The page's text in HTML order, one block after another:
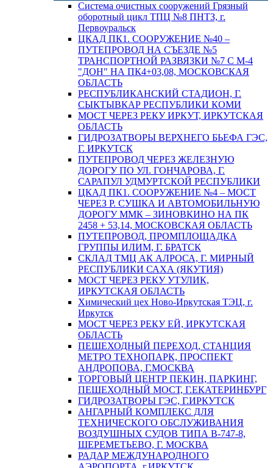
Система очистных сооружений Грязный
оборотный цикл ТПЦ №8 ПНТЗ, г.
Первоуральск
ЦКАД ПК1. СООРУЖЕНИЕ №40 –
ПУТЕПРОВОД НА СЪЕЗДЕ №5
ТРАНСПОРТНОЙ РАЗВЯЗКИ №7 С М-4
"ДОН" НА ПК4+03,08, МОСКОВСКАЯ
ОБЛАСТЬ
РЕСПУБЛИКАНСКИЙ СТАДИОН, Г.
СЫКТЫВКАР РЕСПУБЛИКИ КОМИ
МОСТ ЧЕРЕЗ РЕКУ ИРКУТ, ИРКУТСКАЯ
ОБЛАСТЬ
ГИДРОЗАТВОРЫ ВЕРХНЕГО БЬЕФА ГЭС,
Г. ИРКУТСК
ПУТЕПРОВОД ЧЕРЕЗ ЖЕЛЕЗНУЮ
ДОРОГУ ПО УЛ. ГОНЧАРОВА, Г.
САРАПУЛ УДМУРТСКОЙ РЕСПУБЛИКИ
ЦКАД ПК1. СООРУЖЕНИЕ №4 – МОСТ
ЧЕРЕЗ Р. СУШКА И АВТОМОБИЛЬНУЮ
ДОРОГУ ММК – ЗИНОВКИНО НА ПК
2458 + 53,14, МОСКОВСКАЯ ОБЛАСТЬ
ПУТЕПРОВОД, ПРОМПЛОЩАДКА
ГРУППЫ ИЛИМ, Г. БРАТСК
СКЛАД ТМЦ АК АЛРОСА, Г. МИРНЫЙ
РЕСПУБЛИКИ САХА (ЯКУТИЯ)
МОСТ ЧЕРЕЗ РЕКУ УТУЛИК,
ИРКУТСКАЯ ОБЛАСТЬ
Химический цех Ново-Иркутская ТЭЦ, г.
Иркутск
МОСТ ЧЕРЕЗ РЕКУ ЕЙ, ИРКУТСКАЯ
ОБЛАСТЬ
ПЕШЕХОДНЫЙ ПЕРЕХОД, СТАНЦИЯ
МЕТРО ТЕХНОПАРК, ПРОСПЕКТ
АНДРОПОВА, Г.МОСКВА
ТОРГОВЫЙ ЦЕНТР ПЕКИН, ПАРКИНГ,
ПЕШЕХОДНЫЙ МОСТ, Г.ЕКАТЕРИНБУРГ
ГИДРОЗАТВОРЫ ГЭС, Г.ИРКУТСК
АНГАРНЫЙ КОМПЛЕКС ДЛЯ
ТЕХНИЧЕСКОГО ОБСЛУЖИВАНИЯ
ВОЗДУШНЫХ СУДОВ ТИПА В-747-8,
ШЕРЕМЕТЬЕВО, Г. МОСКВА
РАДАР МЕЖДУНАРОДНОГО